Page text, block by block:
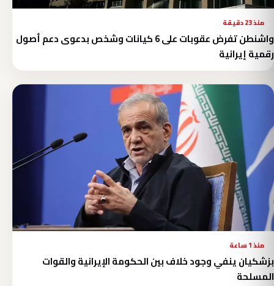
منذ 23 دقيقة
واشنطن تفرض عقوبات على 6 كيانات وشخص بدعوى دعم أصول
رقمية إيرانية
منذ 1 ساعة
بزشكيان ينفي وجود خلاف بين الحكومة الإيرانية والقوات
المسلحة